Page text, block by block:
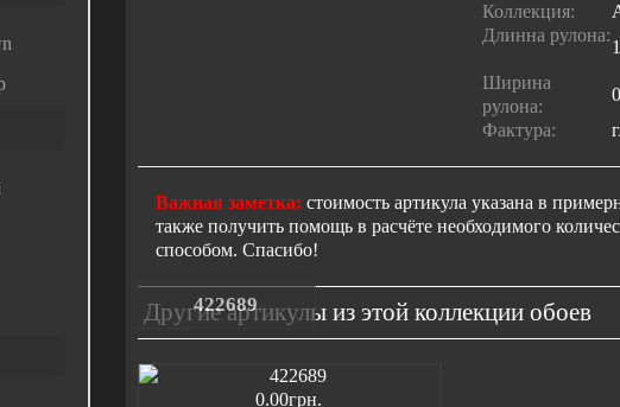
Коллекция:
Длинна рулона:
Ширина
рулона:
Фактура:
Важная заметка: стоимость артикула указана в
также получить помощь в расчёте необходимого
способом. Спасибо!
Другие артикулы из этой коллекции обоев
422689
0.00грн.